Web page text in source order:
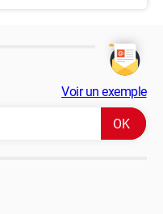
Voir un exemple